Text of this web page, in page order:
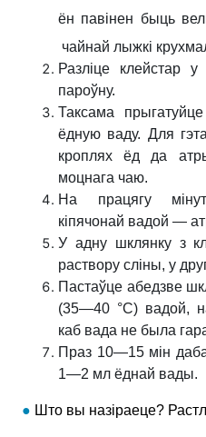
ён павінен быць
чайнай лыжкі
Разліце клейстар
пароўну.
Таксама
ёдную ваду. Для
кроплях ёд да
моцнага чаю.
На працягу
кіпячонай вадой —
У адну шклянку з
раствору сліны, у
Пастаўце абедзве
(35—40 °С) вадой,
каб вада не была
Праз 10—15 мін
1—2 мл ёднай вады.
● Што вы назіраеце?